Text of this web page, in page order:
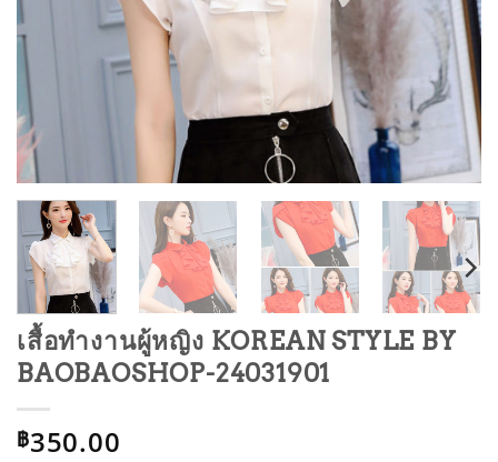
เสื้อทำงานผู้หญิง KOREAN STYLE BY
BAOBAOSHOP-24031901
฿350.00